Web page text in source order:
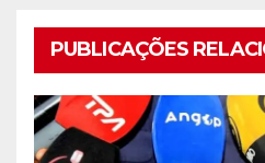
PUBLICAÇÕES